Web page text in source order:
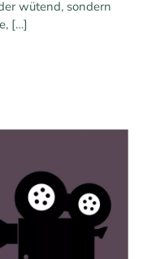
wütend, sondern
[…]